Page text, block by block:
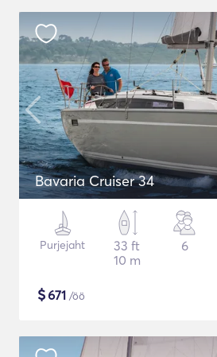
Bavaria Cruiser 34
Purjejaht
33 ft
10 m
6
$671 /öö